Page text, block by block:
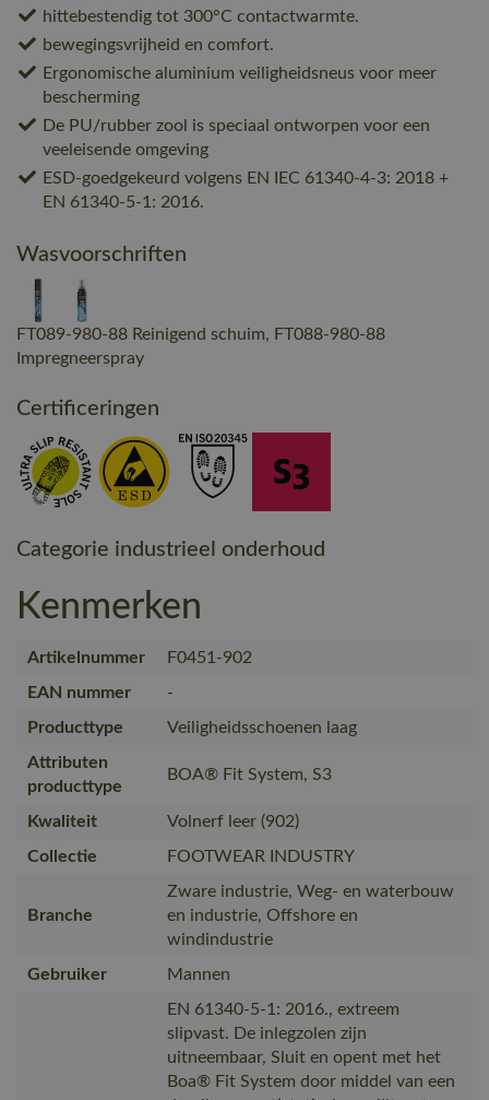
hittebestendig tot 300°C contactwarmte.
bewegingsvrijheid en comfort.
Ergonomische aluminium veiligheidsneus voor meer
bescherming
De PU/rubber zool is speciaal ontworpen voor een
veeleisende omgeving
ESD-goedgekeurd volgens EN IEC 61340-4-3: 2018 +
EN 61340-5-1: 2016.
Wasvoorschriften
FT089-980-88 Reinigend schuim, FT088-980-88
Impregneerspray
Certificeringen
Categorie industrieel onderhoud
Kenmerken
Artikelnummer
F0451-902
EAN nummer
-
Producttype
Veiligheidsschoenen laag
Attributen
producttype
BOA® Fit System, S3
Kwaliteit
Volnerf leer (902)
Collectie
FOOTWEAR INDUSTRY
Branche
Zware industrie, Weg- en waterbouw
en industrie, Offshore en
windindustrie
Gebruiker
Mannen
EN 61340-5-1: 2016., extreem
slipvast. De inlegzolen zijn
uitneembaar, Sluit en opent met het
Boa® Fit System door middel van een